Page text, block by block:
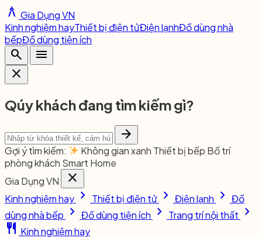
architecture Gia Dụng VN
Kinh nghiệm hayThiết bị điện tửĐiện lạnhĐồ dùng nhà
bếpĐồ dùng tiện ích
search
menu
close
Qúy khách đang tìm kiếm gì?
arrow_forward
Gợi ý tìm kiếm: Không gian xanh Thiết bị bếp Bố trí
phòng khách Smart Home
Gia Dụng VN
close
Kinh nghiệm hay chevron_right Thiết bị điện tử chevron_right Điện lạnh chevron_right Đồ
dùng nhà bếp chevron_right Đồ dùng tiện ích chevron_right Trang trí nội thất chevron_right
restaurant Kinh nghiệm hay